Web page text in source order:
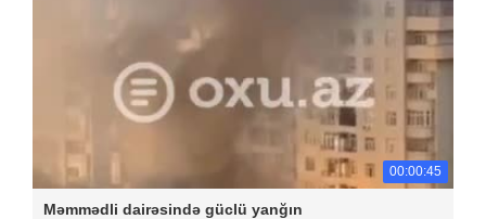
00:00:45
Məmmədli dairəsində güclü yanğın